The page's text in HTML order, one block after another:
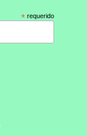
* requerido